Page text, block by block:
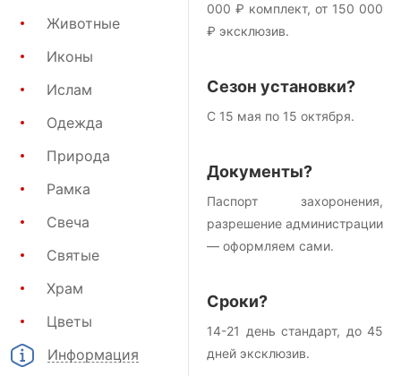
Животные
Иконы
Ислам
Одежда
Природа
Рамка
Свеча
Святые
Храм
Цветы
Информация
000 ₽ комплект, от 150 000
₽ эксклюзив.
Сезон установки?
С 15 мая по 15 октября.
Документы?
Паспорт захоронения,
разрешение администрации
— оформляем сами.
Сроки?
14-21 день стандарт, до 45
дней эксклюзив.